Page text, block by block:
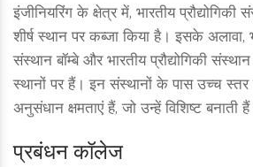
इंजीनियरिंग के क्षेत्र में, भारतीय
शीर्ष स्थान पर कब्जा किया है। इसके अलावा,
संस्थान बॉम्बे और भारतीय प्रौद्योगिकी
स्थानों पर हैं। इन संस्थानों के पास उच्च स्तर
अनुसंधान क्षमताएं हैं, जो उन्हें विशिष्ट बनाती
प्रबंधन कॉलेज